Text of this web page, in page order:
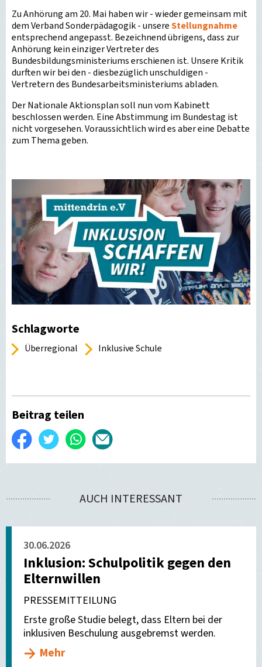
Zu Anhörung am 20. Mai haben wir - wieder gemeinsam mit
dem Verband Sonderpädagogik - unsereStellungnahme
entsprechend angepasst. Bezeichnend übrigens, dass zur
Anhörung kein einziger Vertreter des
Bundesbildungsministeriums erschienen ist. Unsere Kritik
durften wir bei den - diesbezüglich unschuldigen -
Vertretern des Bundesarbeitsministeriums abladen.
Der Nationale Aktionsplan soll nun vom Kabinett
beschlossen werden. Eine Abstimmung im Bundestag ist
nicht vorgesehen. Voraussichtlich wird es aber eine Debatte
zum Thema geben.
Schlagworte
Überregional Inklusive Schule
Beitrag teilen
Auf
Facebook
Twittern WhatsApp
E-
versenden
AUCH INTERESSANT
30.06.2026
Inklusion: Schulpolitik gegen den
Elternwillen
PRESSEMITTEILUNG
Erste große Studie belegt, dass Eltern bei der
inklusiven Beschulung ausgebremst werden.
Mehr